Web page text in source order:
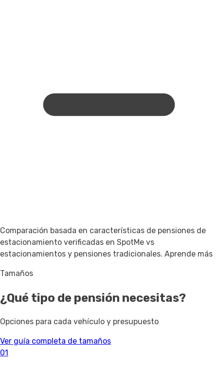
Comparación basada en características de pensiones de
estacionamiento verificadas en SpotMe vs
estacionamientos y pensiones tradicionales. Aprende más
Tamaños
¿Qué tipo de pensión necesitas?
Opciones para cada vehículo y presupuesto
Ver guía completa de tamaños
01